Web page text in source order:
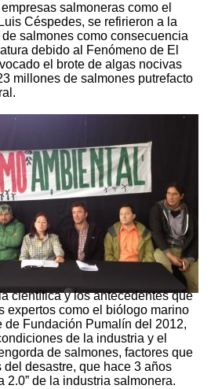
salmoneras como el
Céspedes, se refirieron a la
salmones como consecuencia
debido al Fenómeno de El
el brote de algas nocivas
millones de salmones putrefacto
científica y los antecedentes que
expertos como el biólogo marino
de Fundación Pumalín del 2012,
de la industria y el
de salmones, factores que
desastre, que hace 3 años
2.0” de la industria salmonera.